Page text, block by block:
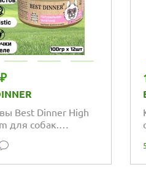
Best Dinner High
для собак.